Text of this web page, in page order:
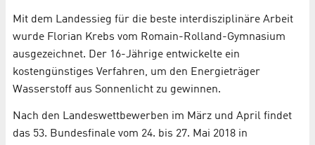
Mit dem Landessieg für die beste interdisziplinäre Arbeit
wurde Florian Krebs vom Romain-Rolland-Gymnasium
ausgezeichnet. Der 16-Jährige entwickelte ein
kostengünstiges Verfahren, um den Energieträger
Wasserstoff aus Sonnenlicht zu gewinnen.
Nach den Landeswettbewerben im März und April findet
das 53. Bundesfinale vom 24. bis 27. Mai 2018 in